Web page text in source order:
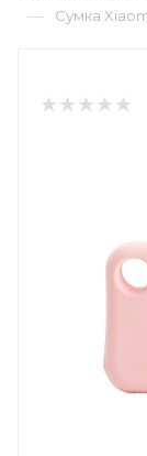
— Сумка